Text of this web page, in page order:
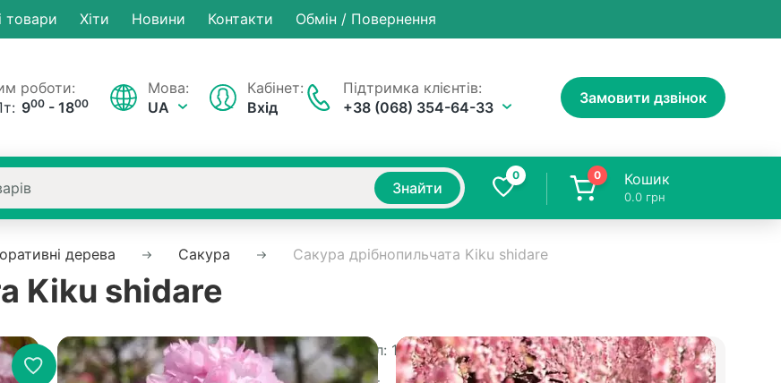
товари Хiти Новини Контакти Обмін / Повернення
роботи:
900 - 1800
Підтримка клієнтів:
+38 (068) 354-64-33
Мова:
UA
Кабінет:
Вхід
Замовити дзвінок
Знайти
0 0 Кошик
0.0 грн
дерева Сакура Сакура дрібнопильчата Kiku shidare
Kiku shidare
Немає на складі Артикул: 1373
Доставка